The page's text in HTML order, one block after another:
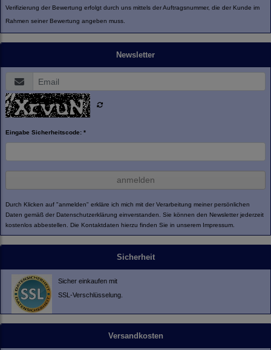
Verifizierung der Bewertung erfolgt durch uns mittels der Auftragsnummer, die der Kunde im
Rahmen seiner Bewertung angeben muss.
Newsletter
Eingabe Sicherheitscode: *
anmelden
Durch Klicken auf "anmelden" erkläre ich mich mit der Verarbeitung meiner persönlichen
Daten gemäß der Datenschutzerklärung einverstanden. Sie können den Newsletter jederzeit
kostenlos abbestellen. Die Kontaktdaten hierzu finden Sie in unserem Impressum.
Sicherheit
Sicher einkaufen mit
SSL-Verschlüsselung.
Versandkosten